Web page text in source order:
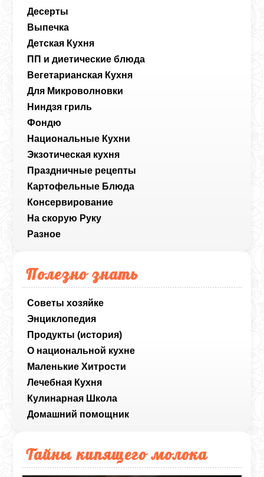
Десерты
Выпечка
Детская Кухня
ПП и диетические блюда
Вегетарианская Кухня
Для Микроволновки
Ниндзя гриль
Фондю
Национальные Кухни
Экзотическая кухня
Праздничные рецепты
Картофельные Блюда
Консервирование
На скорую Руку
Разное
Полезно знать
Советы хозяйке
Энциклопедия
Продукты (история)
О национальной кухне
Маленькие Хитрости
Лечебная Кухня
Кулинарная Школа
Домашний помощник
Тайны кипящего молока